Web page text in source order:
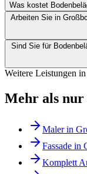
Was kostet
Arbeiten Sie in
Sind Sie für
Weitere Leistungen in
Mehr als nur
Malerin
Fassade in
Komplett